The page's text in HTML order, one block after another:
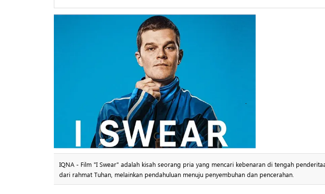
IQNA - Film "I Swear" adalah kisah seorang pria yang mencari kebenaran di tengah
dari rahmat Tuhan, melainkan pendahuluan menuju penyembuhan dan pencerahan.